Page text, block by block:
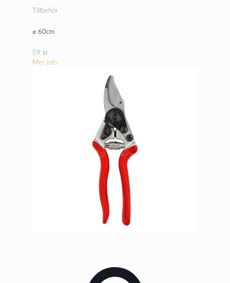
Tillbehör
⌀ 60cm
59 kr
Mer info